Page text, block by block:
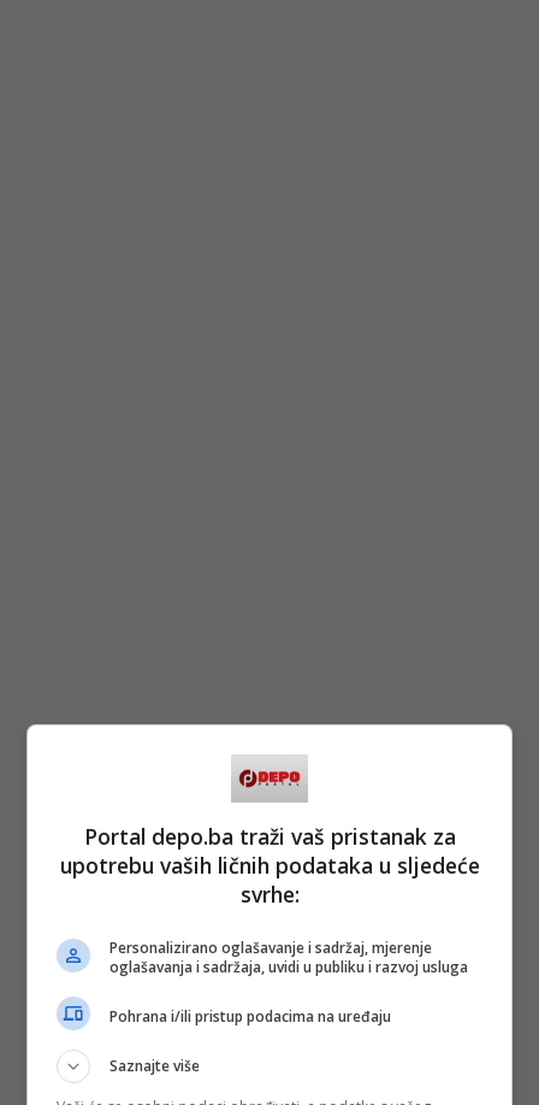
Portal depo.ba traži vaš pristanak za
upotrebu vaših ličnih podataka u sljedeće
svrhe:
Personalizirano oglašavanje i sadržaj, mjerenje
oglašavanja i sadržaja, uvidi u publiku i razvoj usluga
Pohrana i/ili pristup podacima na uređaju
Saznajte više